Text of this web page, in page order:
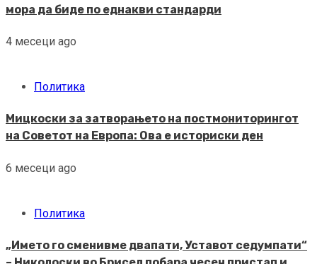
мора да биде по еднакви стандарди
4 месеци ago
Политика
Мицкоски за затворањето на постмониторингот
на Советот на Европа: Ова е историски ден
6 месеци ago
Политика
„Името го сменивме двапати, Уставот седумпати“